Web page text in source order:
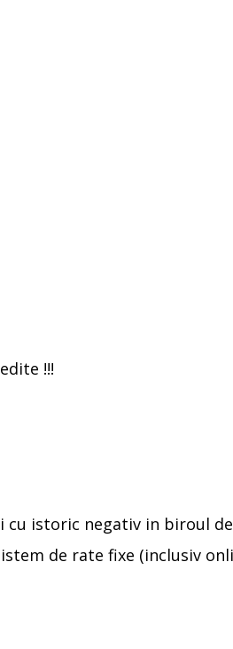
!!!
cu istoric negativ in biroul
de rate fixe (inclusiv